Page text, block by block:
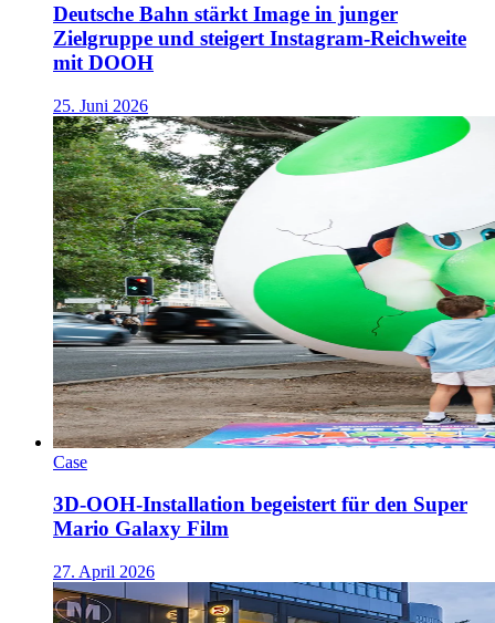
Deutsche Bahn stärkt Image in junger
Zielgruppe und steigert Instagram-Reichweite
mit DOOH
25. Juni 2026
Case
3D-OOH-Installation begeistert für den Super
Mario Galaxy Film
27. April 2026